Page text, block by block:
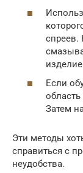
спреев.
Если
Затем
Эти методы
справиться с
неудобства.